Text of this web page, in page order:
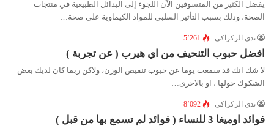
يفضل الكثير من المتسوقين الآن اللجوء إلى البدائل الطبيعية في منتجات
الصحة، وذلك بسبب التأثير السلبي للمواد الكيماوية على صحة…
ندى الركراكي 5٬261
افضل حبوب التنحيف من اي هيرب ( عن تجربة )
لا شك انك قد سمعت يوما عن حبوب تنقيص الوزن، ولاكن ربما كان لديك بعض
الشكوك حولها ، او بالاحرى…
ندى الركراكي 8٬092
فوائد اوميغا 3 للنساء ( فوائد لم تسمع بها من قبل )